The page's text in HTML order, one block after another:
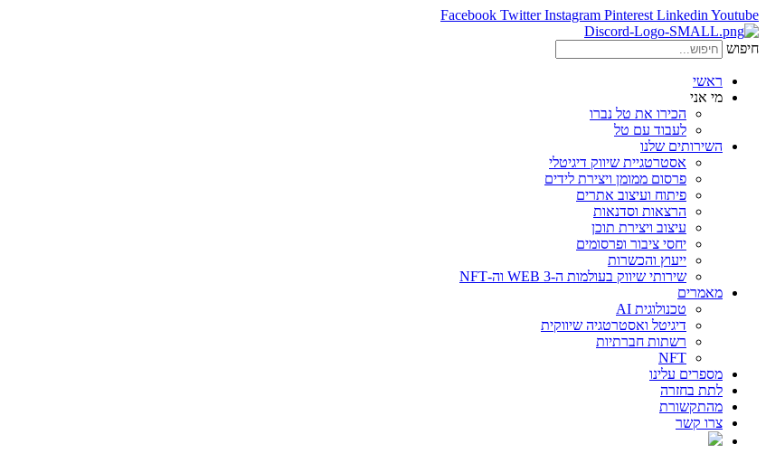
Facebook Twitter Instagram Pinterest Linkedin Youtube
חיפוש
ראשי
מי אני
הכירו את טל נברו
לעבוד עם טל
השירותים שלנו
אסטרטגיית שיווק דיגיטלי
פרסום ממומן ויצירת לידים
פיתוח ועיצוב אתרים
הרצאות וסדנאות
עיצוב ויצירת תוכן
יחסי ציבור ופרסומים
ייעוץ והכשרות
שירותי שיווק בעולמות ה-WEB 3 וה-NFT
מאמרים
טכנולוגית AI
דיגיטל ואסטרטגיה שיווקית
רשתות חברתיות
NFT
מספרים עלינו
לתת בחזרה
מהתקשורת
צרו קשר